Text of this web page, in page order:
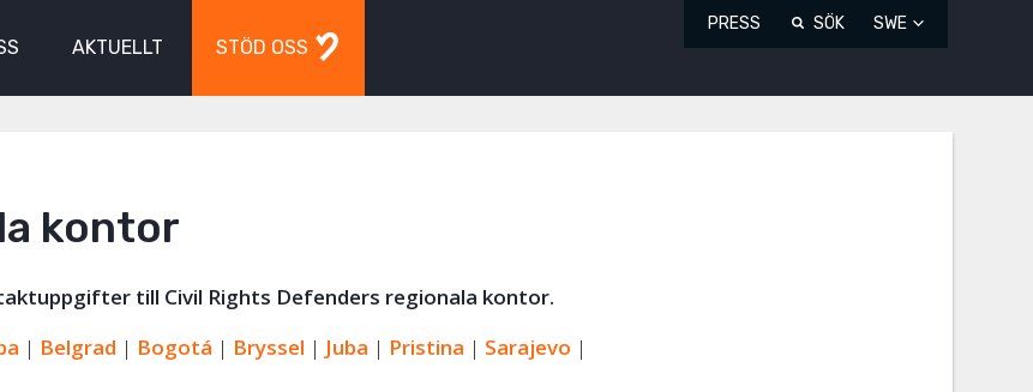
AKTUELLT STÖD OSS
PRESS SÖK SWE
kontor
till Civil Rights Defenders regionala kontor.
| Belgrad | Bogotá | Bryssel | Juba | Pristina | Sarajevo |